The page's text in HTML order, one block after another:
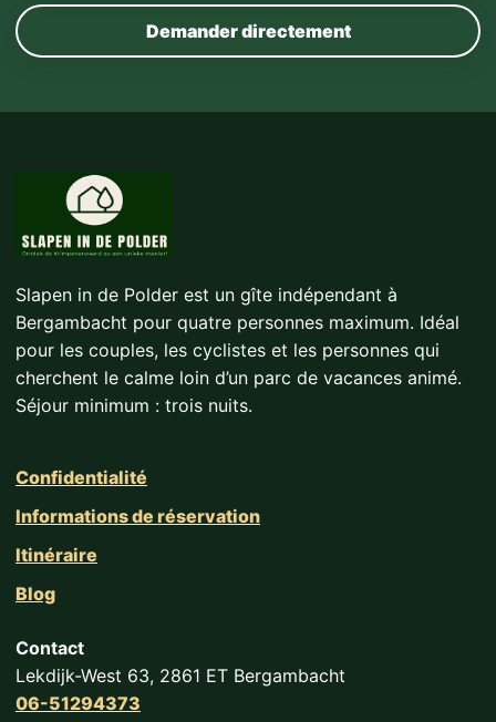
Demander directement
Slapen in de Polder est un gîte indépendant à
Bergambacht pour quatre personnes maximum. Idéal
pour les couples, les cyclistes et les personnes qui
cherchent le calme loin d’un parc de vacances animé.
Séjour minimum : trois nuits.
Confidentialité
Informations de réservation
Itinéraire
Blog
Contact
Lekdijk-West 63, 2861 ET Bergambacht
06-51294373